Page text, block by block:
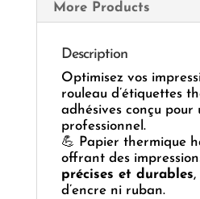
More Products
Description
Optimisez vos
rouleau d’étiquettes
adhésives conçu pour
professionnel.
💪 Papier thermique
offrant des
précises et durables
d’encre ni ruban.